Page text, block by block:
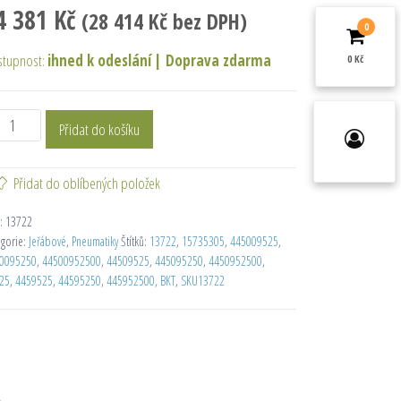
381 Kč (28 414 Kčbez DPH)
ihned k odeslání | Doprava zdarma
Přidat do košíku
Přidat do oblíbených položek
13722
Jeřábové, PneumatikyŠtítků: 13722, 15735305, 445009525,
, 44500952500, 44509525, 445095250, 4450952500,
, 4459525, 44595250, 445952500, BKT, SKU13722
0
0 Kč